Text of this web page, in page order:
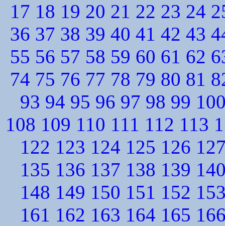
17 18 19 20 21 22 23 24
36 37 38 39 40 41 42 43
55 56 57 58 59 60 61 62
74 75 76 77 78 79 80 81
93 94 95 96 97 98 99
108 109 110 111 112 113
122 123 124 125 126
135 136 137 138 139
148 149 150 151 152
161 162 163 164 165